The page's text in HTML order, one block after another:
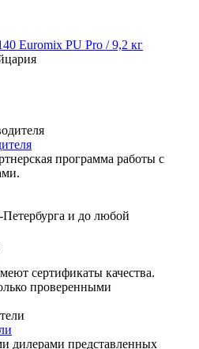
Euromix PU Pro / 9,2 кг
программа работы с
Петербурга и до любой
сертификаты качества.
проверенными
дилерами представленных